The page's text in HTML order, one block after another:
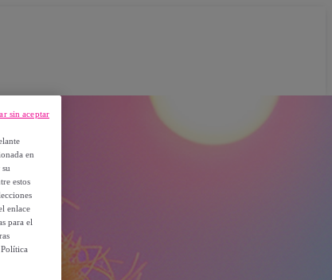
en
estos
enlace
para el
sin aceptar